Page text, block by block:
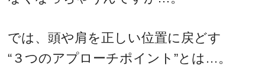
では、頭や肩を正しい位置に戻どす
“３つのアプローチポイント”とは…。